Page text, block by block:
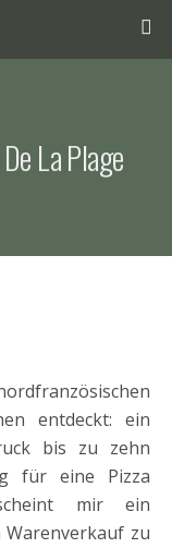
La Plage
entdeckt: ein
bis zu zehn
für eine Pizza
mir ein
zu